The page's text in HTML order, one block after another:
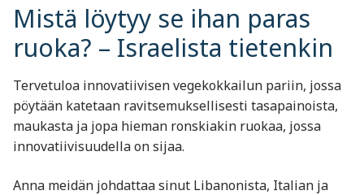
Mistä löytyy se ihan paras
ruoka? – Israelista tietenkin
Tervetuloa innovatiivisen vegekokkailun pariin, jossa
pöytään katetaan ravitsemuksellisesti tasapainoista,
maukasta ja jopa hieman ronskiakin ruokaa, jossa
innovatiivisuudella on sijaa.
Anna meidän johdattaa sinut Libanonista, Italian ja